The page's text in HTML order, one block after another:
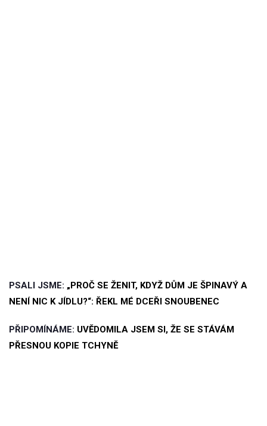
PSALI JSME: „PROČ SE ŽENIT, KDYŽ DŮM JE ŠPINAVÝ A
NENÍ NIC K JÍDLU?“: ŘEKL MÉ DCEŘI SNOUBENEC
PŘIPOMÍNÁME: UVĚDOMILA JSEM SI, ŽE SE STÁVÁM
PŘESNOU KOPIE TCHYNĚ